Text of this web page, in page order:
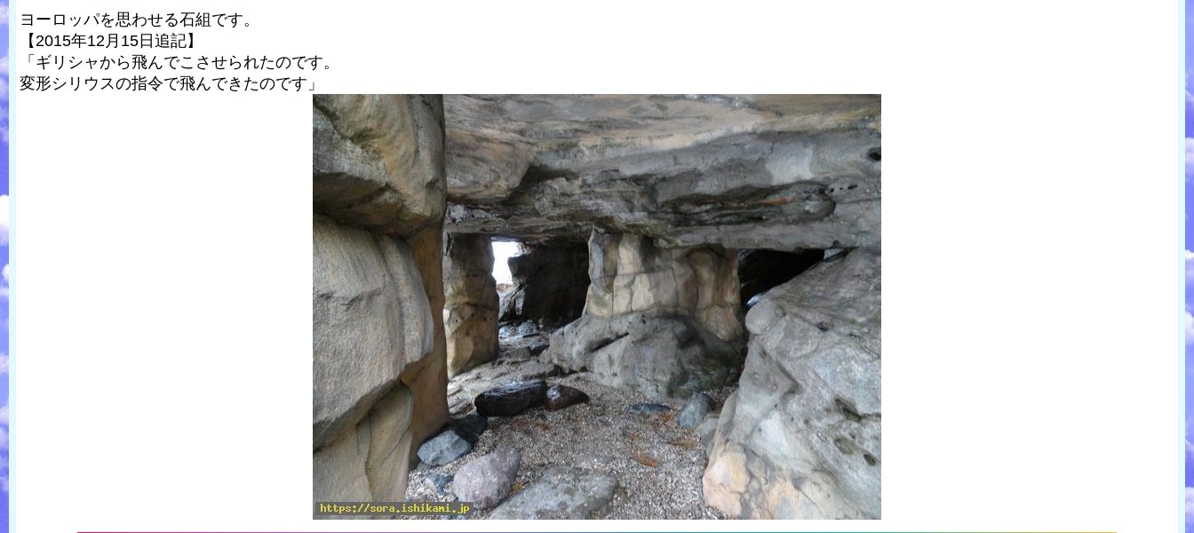
ヨーロッパを思わせる石組です。
【2015年12月15日追記】
「ギリシャから飛んでこさせられたのです。
変形シリウスの指令で飛んできたのです」